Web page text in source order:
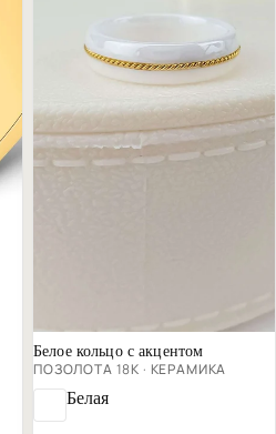
Почти распродано
Белое кольцо с акцентом
ПОЗОЛОТА 18К · КЕРАМИКА
Белая